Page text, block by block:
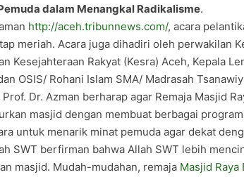
dalam Menangkal Radikalisme.
http://aceh.tribunnews.com/, acara
meriah. Acara juga dihadiri oleh perwakilan
Kesejahteraan Rakyat (Kesra) Aceh, Kepala
OSIS/ Rohani Islam SMA/ Madrasah
Dr. Azman berharap agar Remaja Masjid
masjid dengan membuat berbagai
untuk menarik minat pemuda agar dekat
SWT berfirman bahwa Allah SWT lebih
masjid. Mudah-mudahan, remaja Masjid Raya